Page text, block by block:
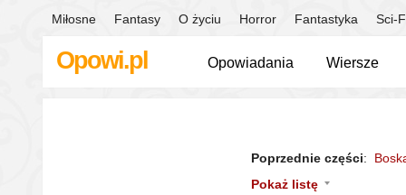
Miłosne Fantasy O życiu Horror Fantastyka Sci-
Opowi.pl Opowiadania Wiersze
Poprzednie części:
Pokaż listę